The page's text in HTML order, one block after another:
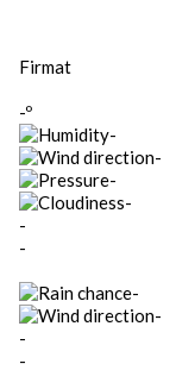
Firmat
-º
-
-
-
-
-
-
-
-
-
-